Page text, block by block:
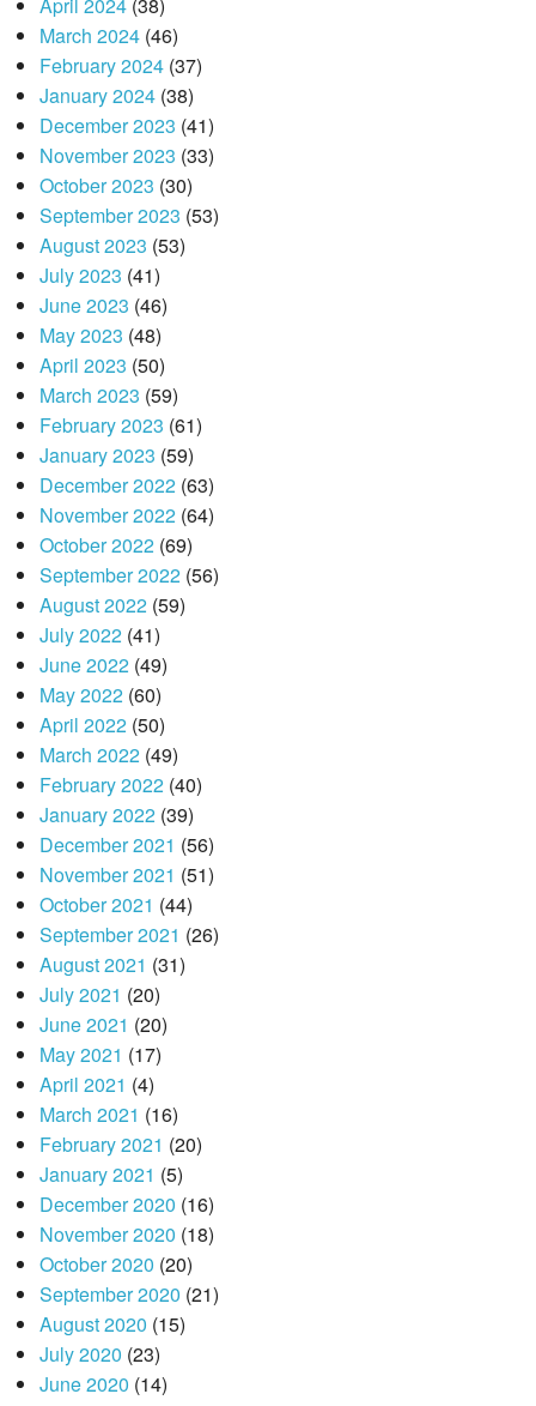
April 2024(38)
March 2024(46)
February 2024(37)
January 2024(38)
December 2023 (41)
November 2023 (33)
October 2023 (30)
September 2023 (53)
August 2023 (53)
July 2023 (41)
June 2023 (46)
May 2023 (48)
April 2023 (50)
March 2023 (59)
February 2023 (61)
January 2023 (59)
December 2022(63)
November 2022(64)
October 2022(69)
September 2022(56)
August 2022(59)
July 2022(41)
June 2022(49)
May 2022(60)
April 2022(50)
March 2022(49)
February 2022(40)
January 2022(39)
December 2021 (56)
November 2021 (51)
October 2021 (44)
September 2021 (26)
August 2021 (31)
July 2021 (20)
June 2021 (20)
May 2021 (17)
April 2021 (4)
March 2021 (16)
February 2021 (20)
January 2021 (5)
December 2020 (16)
November 2020 (18)
October 2020 (20)
September 2020 (21)
August 2020 (15)
July 2020 (23)
June 2020 (14)